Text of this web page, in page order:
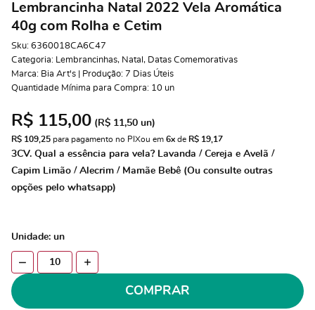
Lembrancinha Natal 2022 Vela Aromática
40g com Rolha e Cetim
Sku: 6360018CA6C47
Categoria: Lembrancinhas, Natal, Datas Comemorativas
Marca: Bia Art's | Produção: 7 Dias Úteis
Quantidade Mínima para Compra: 10 un
R$ 115,00 (R$ 11,50 un)
R$ 109,25 para pagamento no PIXou em 6x de R$ 19,17
3CV. Qual a essência para vela? Lavanda / Cereja e Avelã /
Capim Limão / Alecrim / Mamãe Bebê (Ou consulte outras
opções pelo whatsapp)
Unidade: un
COMPRAR